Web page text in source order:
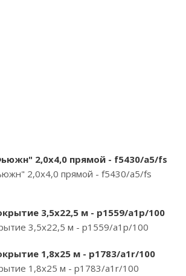
2,0х4,0 прямой - f5430/a5/fs
2,0х4,0 прямой - f5430/a5/fs
3,5х22,5 м - p1559/a1p/100
3,5х22,5 м - p1559/a1p/100
1,8х25 м - p1783/a1r/100
1,8х25 м - p1783/a1r/100